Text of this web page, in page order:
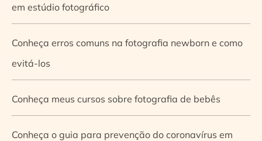
em estúdio fotográfico
Conheça erros comuns na fotografia newborn e como
evitá-los
Conheça meus cursos sobre fotografia de bebês
Conheça o guia para prevenção do coronavírus em